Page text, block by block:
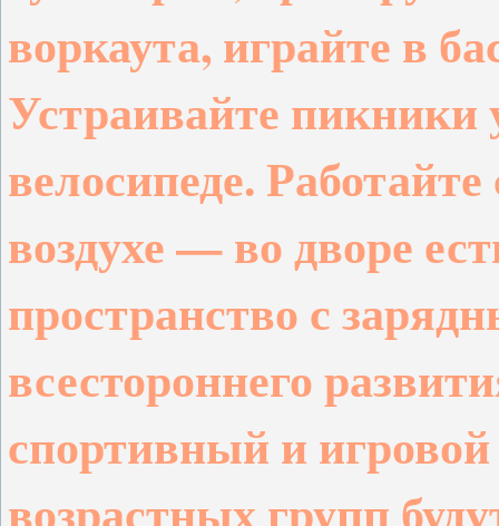
воркаута, играйте в
Устраивайте пикники
велосипеде.
воздухе — во дворе
пространство с
всестороннего
спортивный и
возрастных групп